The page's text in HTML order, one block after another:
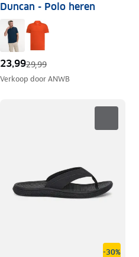
Duncan - Polo heren
23,9929,99
Verkoop doorANWB
-30%